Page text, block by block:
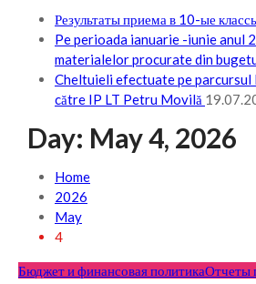
Результаты приема в 10-ые
Pe perioada ianuarie -iunie anul
materialelor procurate din
Cheltuieli efectuate pe parcursul
către IP LT Petru Movilă
Day: May 4, 2026
Home
2026
May
4
Бюджет и финансовая политикаОтчеты